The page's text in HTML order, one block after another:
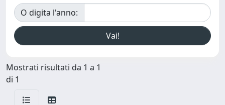
O digita l'anno:
Mostrati risultati da 1 a 1
di 1